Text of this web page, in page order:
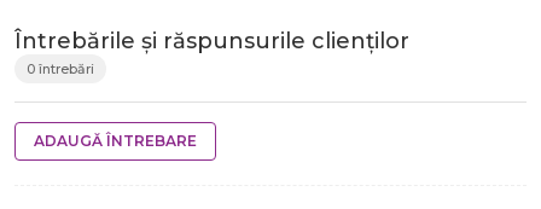
Întrebările și răspunsurile clienților
0 întrebări
ADAUGĂ ÎNTREBARE